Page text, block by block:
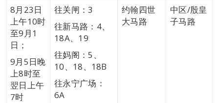
8月23日
上午10时
至9月1
日；
9月5日晚
上8时至
翌日上午
7时
往关闸：3
往新马路：4、
18A、19
往妈阁：5、
10、18、18B
往永宁广场：
6A
约翰四世
大马路
中区/殷皇
子马路